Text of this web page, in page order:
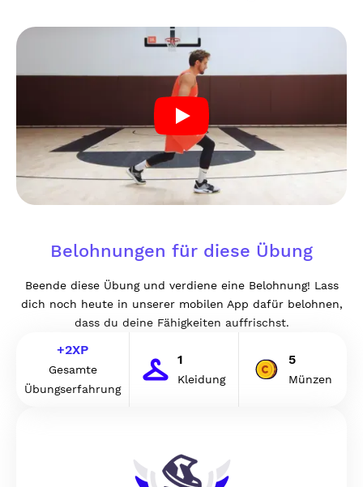
Belohnungen für diese Übung
Beende diese Übung und verdiene eine Belohnung! Lass
dich noch heute in unserer mobilen App dafür belohnen,
dass du deine Fähigkeiten auffrischst.
+2XP
Gesamte
Übungserfahrung
1
Kleidung
5
Münzen